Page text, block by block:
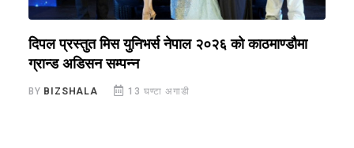
दिपल प्रस्तुत मिस युनिभर्स नेपाल २०२६ को काठमाण्डौमा
ग्रान्ड अडिसन सम्पन्न
BY BIZSHALA 13 घण्टा अगाडी